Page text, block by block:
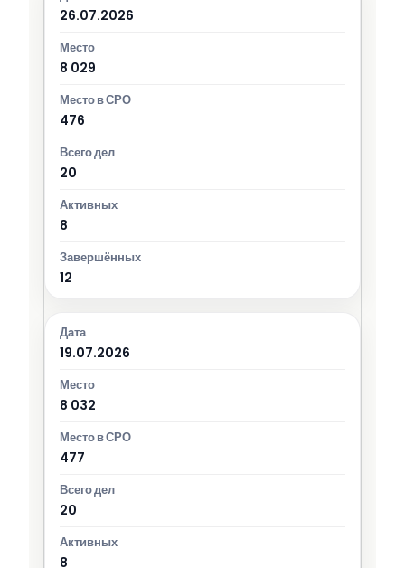
26.07.2026
8 029
476
20
8
12
19.07.2026
8 032
477
20
8